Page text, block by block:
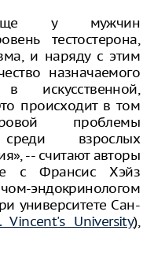
у мужчин
тестостерона,
и наряду с этим
назначаемого
искусственной,
происходит в том
проблемы
взрослых
-- считают авторы
с Франсис Хэйз
эндокринологом
университете Сан-
Vincent's University),